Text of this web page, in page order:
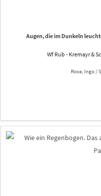
Augen, die im Dunkeln
Wf Rub - Kremayr &
Rose, Ingo /